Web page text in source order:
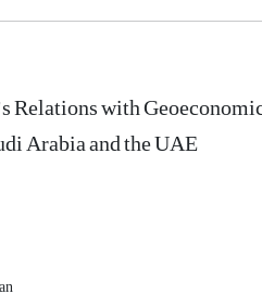
with
Arabia and the UAE